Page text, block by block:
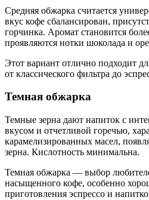
Средняя обжарка считается
вкус кофе сбалансирован,
горчинка. Аромат становится
проявляются нотки шоколада и
Этот вариант отлично подходит
от классического фильтра до
Темная обжарка
Темные зерна дают напиток с
вкусом и отчетливой горечью,
карамелизированных масел,
зерна. Кислотность минимальна.
Темная обжарка — выбор
насыщенного кофе, особенно
приготовления эспрессо и